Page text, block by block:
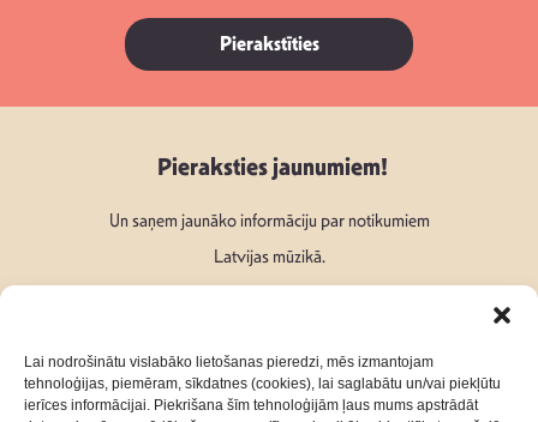
Lai nodrošinātu vislabāko lietošanas pieredzi, mēs izmantojam
tehnoloģijas, piemēram, sīkdatnes (cookies), lai saglabātu un/vai piekļūtu
ierīces informācijai. Piekrišana šīm tehnoloģijām ļaus mums apstrādāt
Pierakstīties
Pieraksties jaunumiem!
Un saņem jaunāko informāciju par notikumiem
Latvijas mūzikā.
Seko mums: